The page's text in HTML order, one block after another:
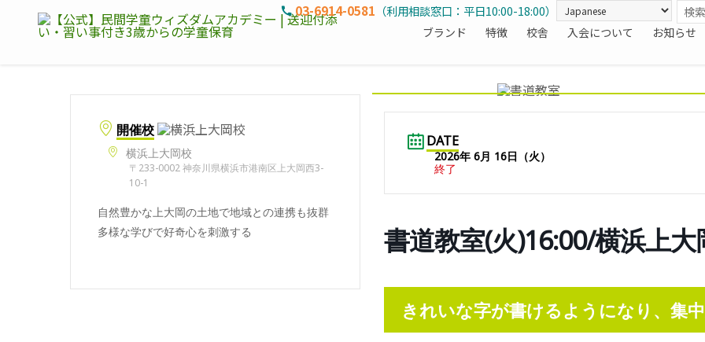
ブランド 特徴 校舎 入会について お知らせ
03-6914-0581 （利用相談窓口：平日10:00-18:00）
開催校
横浜上大岡校
〒233-0002 神奈川県横浜市港南区上大岡西3-
10-1
自然豊かな上大岡の土地で地域との連携も抜群
多様な学びで好奇心を刺激する
DATE
2026年 6月 16日（火）
終了
書道教室(火)16:00/横浜上大
きれいな字が書けるようになり、集